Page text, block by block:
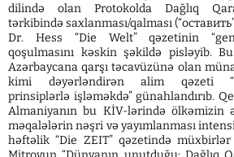
dilində olan Protokolda Dağlıq
tərkibində saxlanması/qalması
Dr. Hess “Die Welt” qəzetinin
qoşulmasını kəskin şəkildə pisləyib.
Azərbaycana qarşı təcavüzünə olan
kimi dəyərləndirən alim qəzeti
prinsiplərlə işləməkdə” günahlandırıb.
Almaniyanın bu KİV-lərində ölkəmizin
məqalələrin nəşri və yayımlanması
həftəlik “Die ZEIT” qəzetində